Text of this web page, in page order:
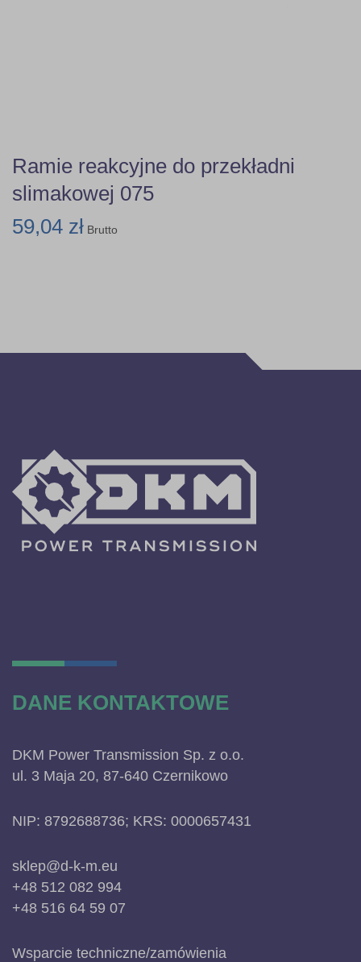
Ramie reakcyjne do przekładni
slimakowej 075
59,04 zł Brutto
DANE KONTAKTOWE
DKM Power Transmission Sp. z o.o.
ul. 3 Maja 20, 87-640 Czernikowo
NIP: 8792688736; KRS: 0000657431
sklep@d-k-m.eu
+48 512 082 994
+48 516 64 59 07
Wsparcie techniczne/zamówienia